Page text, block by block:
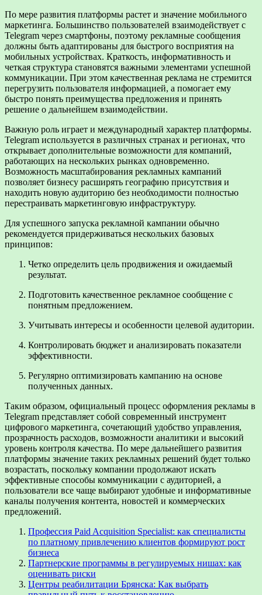
По мере развития платформы растет и значение мобильного
маркетинга. Большинство пользователей взаимодействует с
Telegram через смартфоны, поэтому рекламные сообщения
должны быть адаптированы для быстрого восприятия на
мобильных устройствах. Краткость, информативность и
четкая структура становятся важными элементами успешной
коммуникации. При этом качественная реклама не стремится
перегрузить пользователя информацией, а помогает ему
быстро понять преимущества предложения и принять
решение о дальнейшем взаимодействии.
Важную роль играет и международный характер платформы.
Telegram используется в различных странах и регионах, что
открывает дополнительные возможности для компаний,
работающих на нескольких рынках одновременно.
Возможность масштабирования рекламных кампаний
позволяет бизнесу расширять географию присутствия и
находить новую аудиторию без необходимости полностью
перестраивать маркетинговую инфраструктуру.
Для успешного запуска рекламной кампании обычно
рекомендуется придерживаться нескольких базовых
принципов:
Четко определить цель продвижения и ожидаемый
результат.
Подготовить качественное рекламное сообщение с
понятным предложением.
Учитывать интересы и особенности целевой аудитории.
Контролировать бюджет и анализировать показатели
эффективности.
Регулярно оптимизировать кампанию на основе
полученных данных.
Таким образом, официальный процесс оформления рекламы в
Telegram представляет собой современный инструмент
цифрового маркетинга, сочетающий удобство управления,
прозрачность расходов, возможности аналитики и высокий
уровень контроля качества. По мере дальнейшего развития
платформы значение таких рекламных решений будет только
возрастать, поскольку компании продолжают искать
эффективные способы коммуникации с аудиторией, а
пользователи все чаще выбирают удобные и информативные
каналы получения контента, новостей и коммерческих
предложений.
Профессия Paid Acquisition Specialist: как специалисты
по платному привлечению клиентов формируют рост
бизнеса
Партнерские программы в регулируемых нишах: как
оценивать риски
Центры реабилитации Брянска: Как выбрать